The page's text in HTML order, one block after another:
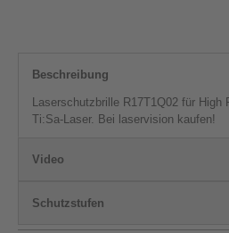
Beschreibung
Laserschutzbrille R17T1Q02 für High
Ti:Sa-Laser. Bei laservision kaufen!
Video
Schutzstufen